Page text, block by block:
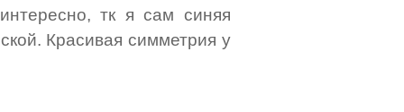
тк я сам синяя
Красивая симметрия у